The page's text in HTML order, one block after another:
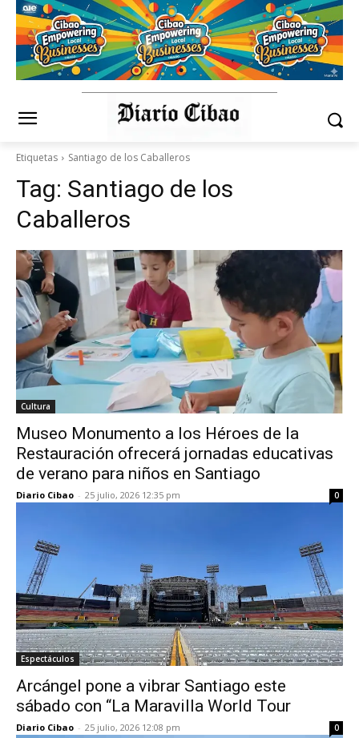
Etiquetas Santiago de los Caballeros
Tag: Santiago de los
Caballeros
Cultura
Museo Monumento a los Héroes de la
Restauración ofrecerá jornadas educativas
de verano para niños en Santiago
Diario Cibao - 25 julio, 2026 12:35 pm 0
Espectáculos
Arcángel pone a vibrar Santiago este
sábado con “La Maravilla World Tour
Diario Cibao - 25 julio, 2026 12:08 pm 0